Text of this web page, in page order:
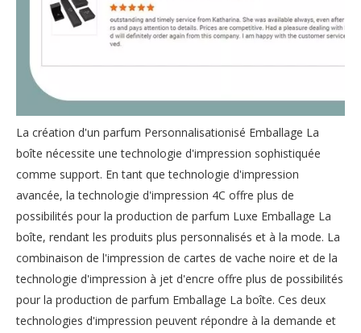
La création d'un parfum Personnalisationisé Emballage La
boîte nécessite une technologie d'impression sophistiquée
comme support. En tant que technologie d'impression
avancée, la technologie d'impression 4C offre plus de
possibilités pour la production de parfum Luxe Emballage La
boîte, rendant les produits plus personnalisés et à la mode. La
combinaison de l'impression de cartes de vache noire et de la
technologie d'impression à jet d'encre offre plus de possibilités
pour la production de parfum Emballage La boîte. Ces deux
technologies d'impression peuvent répondre à la demande et